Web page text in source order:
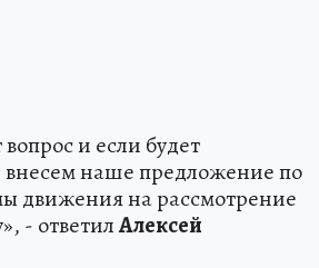
и если будет
внесем наше предложение по
движения на рассмотрение
- ответилАлексей